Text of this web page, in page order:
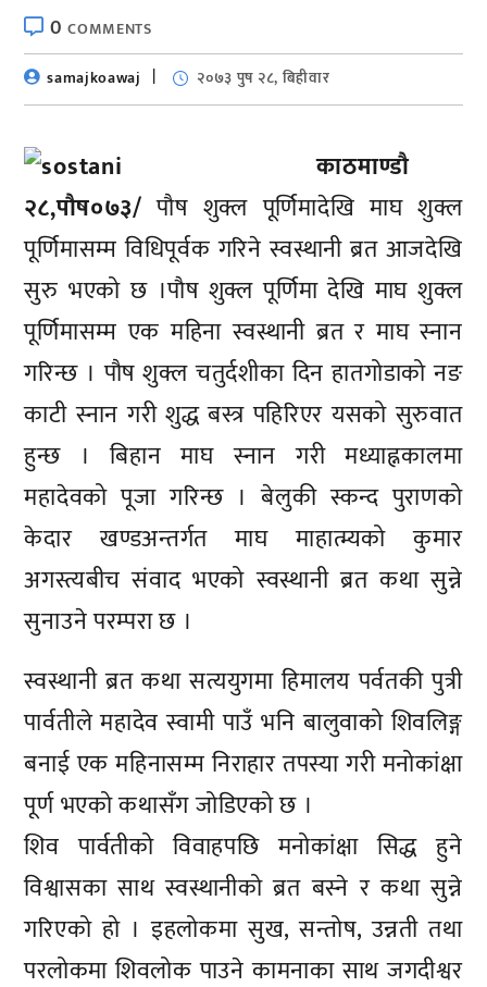
0COMMENTS
samajkoawaj
२०७३ पुष २८, बिहीवार
काठमाण्डाै
२८,पौष०७३/ पौष शुक्ल पूर्णिमादेखि माघ शुक्ल
पूर्णिमासम्म विधिपूर्वक गरिने स्वस्थानी ब्रत आजदेखि
सुरु भएको छ ।पाैष शुक्ल पूर्णिमा देखि माघ शुक्ल
पूर्णिमासम्म एक महिना स्वस्थानी ब्रत र माघ स्नान
गरिन्छ । पौष शुक्ल चतुर्दशीका दिन हातगोडाको नङ
काटी स्नान गरी शुद्ध बस्त्र पहिरिएर यसको सुरुवात
हुन्छ । बिहान माघ स्नान गरी मध्याह्नकालमा
महादेवको पूजा गरिन्छ । बेलुकी स्कन्द पुराणको
केदार खण्डअन्तर्गत माघ माहात्म्यको कुमार
अगस्त्यबीच संवाद भएको स्वस्थानी ब्रत कथा सुन्ने
सुनाउने परम्परा छ ।
स्वस्थानी ब्रत कथा सत्ययुगमा हिमालय पर्वतकी पुत्री
पार्वतीले महादेव स्वामी पाउँ भनि बालुवाको शिवलिङ्ग
बनाई एक महिनासम्म निराहार तपस्या गरी मनोकांक्षा
पूर्ण भएको कथासँग जोडिएको छ ।
शिव पार्वतीको विवाहपछि मनोकांक्षा सिद्ध हुने
विश्वासका साथ स्वस्थानीको ब्रत बस्ने र कथा सुन्ने
गरिएको हो । इहलोकमा सुख, सन्तोष, उन्नती तथा
परलोकमा शिवलोक पाउने कामनाका साथ जगदीश्वर